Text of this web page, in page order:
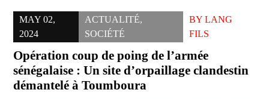
MAY 02,
2024
ACTUALITÉ,
SOCIÉTÉ
BYLANG
FILS
Opération coup de poing de l’armée
sénégalaise : Un site d’orpaillage clandestin
démantelé à Toumboura